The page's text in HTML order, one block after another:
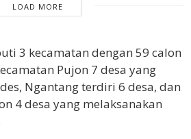
LOAD MORE
3 kecamatan dengan 59 calon
Pujon 7 desa yang
Ngantang terdiri 6 desa, dan
4 desa yang melaksanakan